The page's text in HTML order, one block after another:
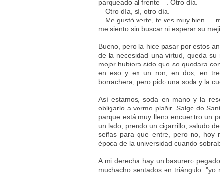
parqueado al frente—. Otro día.
—Otro día, sí, otro día.
—Me gustó verte, te ves muy bien —
me siento sin buscar ni esperar su
Bueno, pero la hice pasar por estos
de la necesidad una virtud, queda
mejor hubiera sido que se quedara
en eso y en un ron, en dos, en
borrachera, pero pido una soda y la
Así estamos, soda en mano y la
obligarlo a verme plañir. Salgo de
parque está muy lleno encuentro un
un lado, prendo un cigarrillo, saludo
señas para que entre, pero no, hoy
época de la universidad cuando
A mi derecha hay un basurero
muchacho sentados en triángulo: